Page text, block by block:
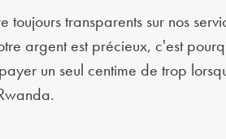
toujours transparents sur nos
argent est précieux, c'est
un seul centime de trop